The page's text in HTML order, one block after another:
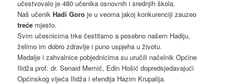
učestvovalo je 480 učenika osnovnih i srednjih škola.
Naš učenikHadi Goro je u veoma jakoj konkurenciji zauzeo
treće mjesto.
Svim učesnicima trke čestitamo a posebno našem Hadiju,
želimo im dobro zdravlje i puno uspjeha u životu.
Medalje i zahvalnice pobjednicima su uručili načelnik Općine
Ilidža prof. dr. Senaid Memić, Edin Hošić dopredsjedavajući
Općinskog vijeća Ilidža i efendija Hazim Krupalija.